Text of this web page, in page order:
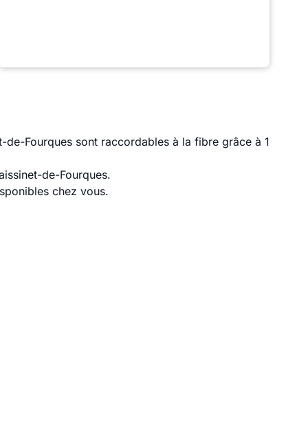
Fourques sont raccordables à la fibre grâce à 1
de-Fourques.
chez vous.